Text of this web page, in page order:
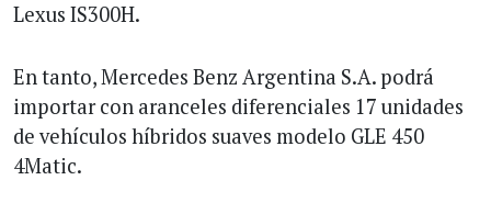
Lexus IS300H.
En tanto, Mercedes Benz Argentina S.A. podrá
importar con aranceles diferenciales 17 unidades
de vehículos híbridos suaves modelo GLE 450
4Matic.